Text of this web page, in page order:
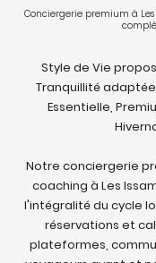
Conciergerie premium à Les
Style de Vie
Tranquillité
Essentielle,
Notre conciergerie
coaching à Les
l'intégralité du cycle
réservations et
plateformes,